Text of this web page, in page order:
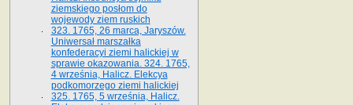
ziemskiego posłom do
wojewody ziem ruskich
323. 1765, 26 marca, Jaryszów.
Uniwersał marszałka
konfederacyi ziemi halickiej w
sprawie okazowania. 324. 1765,
4 września, Halicz. Elekcya
podkomorzego ziemi halickiej
325. 1765, 5 września, Halicz.